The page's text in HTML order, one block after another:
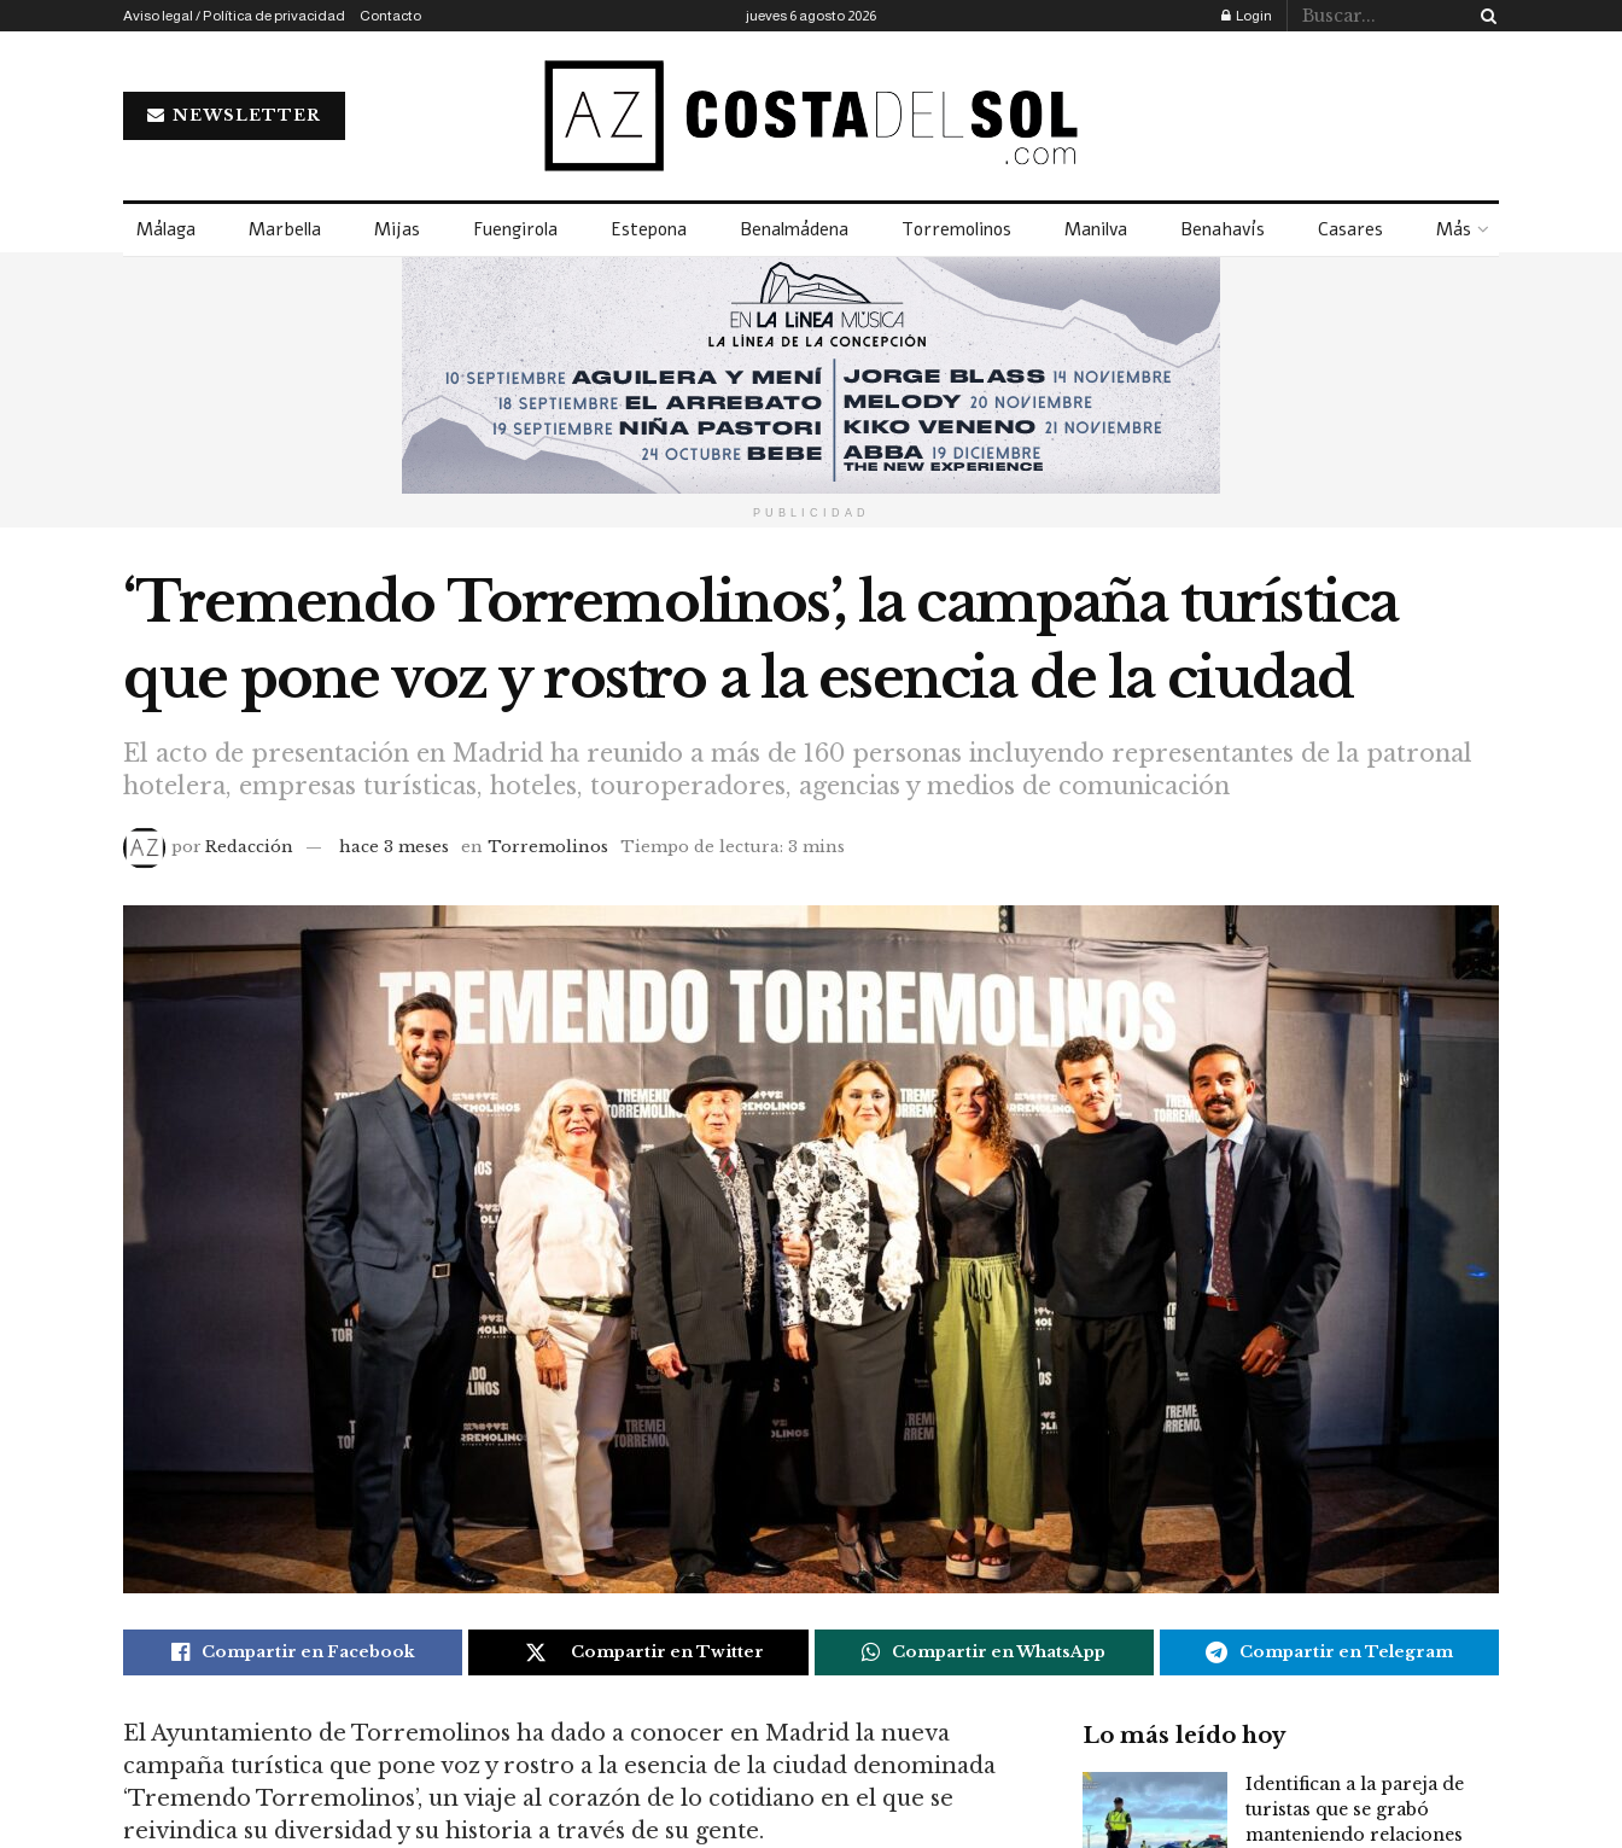
Aviso legal / Política de privacidad Contacto jueves 6 agosto 2026 Login
NEWSLETTER
Málaga Marbella Mijas Fuengirola Estepona Benalmádena Torremolinos Manilva Benahavís Casares Más
PUBLICIDAD
‘Tremendo Torremolinos’, la campaña turística
que pone voz y rostro a la esencia de la ciudad
El acto de presentación en Madrid ha reunido a más de 160 personas incluyendo representantes de la patronal
hotelera, empresas turísticas, hoteles, touroperadores, agencias y medios de comunicación
por Redacción hace 3 meses en Torremolinos Tiempo de lectura: 3 mins
Compartir en Facebook Compartir en Twitter Compartir en WhatsApp Compartir en Telegram
El Ayuntamiento de Torremolinos ha dado a conocer en Madrid la nueva
campaña turística que pone voz y rostro a la esencia de la ciudad denominada
‘Tremendo Torremolinos’, un viaje al corazón de lo cotidiano en el que se
reivindica su diversidad y su historia a través de su gente.
Lo más leído hoy
Identifican a la pareja de
turistas que se grabó
manteniendo relaciones